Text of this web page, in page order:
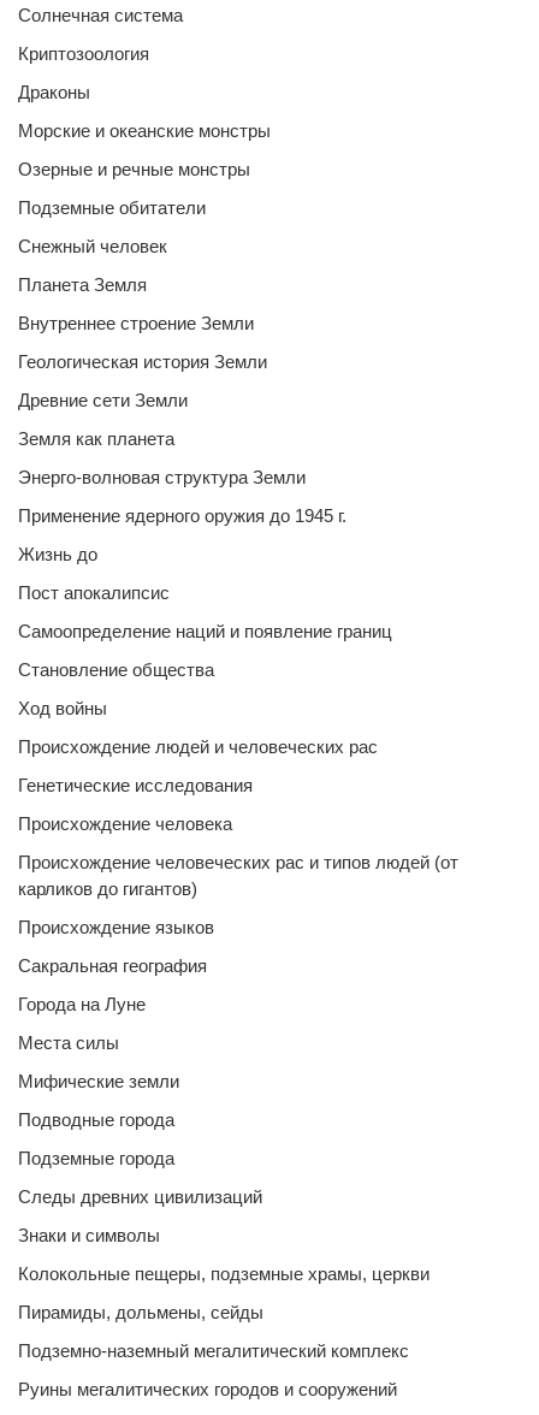
Солнечная система
Криптозоология
Драконы
Морские и океанские монстры
Озерные и речные монстры
Подземные обитатели
Снежный человек
Планета Земля
Внутреннее строение Земли
Геологическая история Земли
Древние сети Земли
Земля как планета
Энерго-волновая структура Земли
Применение ядерного оружия до 1945 г.
Жизнь до
Пост апокалипсис
Самоопределение наций и появление границ
Становление общества
Ход войны
Происхождение людей и человеческих рас
Генетические исследования
Происхождение человека
Происхождение человеческих рас и типов людей (от
карликов до гигантов)
Происхождение языков
Сакральная география
Города на Луне
Места силы
Мифические земли
Подводные города
Подземные города
Следы древних цивилизаций
Знаки и символы
Колокольные пещеры, подземные храмы, церкви
Пирамиды, дольмены, сейды
Подземно-наземный мегалитический комплекс
Руины мегалитических городов и сооружений